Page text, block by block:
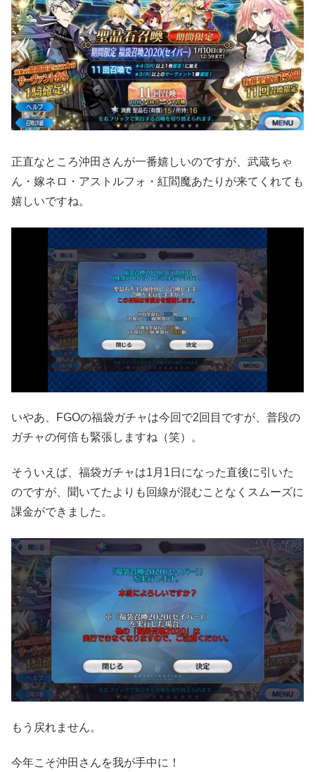
正直なところ沖田さんが一番嬉しいのですが、武蔵ちゃ
ん・嫁ネロ・アストルフォ・紅閻魔あたりが来てくれても
嬉しいですね。
いやあ、FGOの福袋ガチャは今回で2回目ですが、普段の
ガチャの何倍も緊張しますね（笑）。
そういえば、福袋ガチャは1月1日になった直後に引いた
のですが、聞いてたよりも回線が混むことなくスムーズに
課金ができました。
もう戻れません。
今年こそ沖田さんを我が手中に！